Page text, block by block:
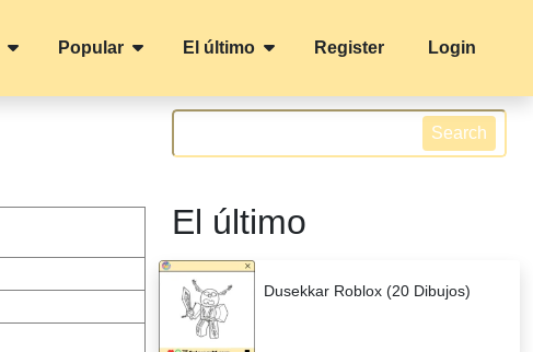
Popular El último Register Login
Search
El último
Dusekkar Roblox (20 Dibujos)